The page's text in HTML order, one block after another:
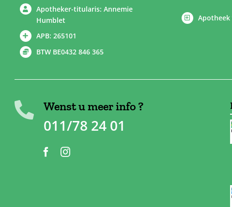
Apotheker-titularis: Annemie
Humblet
APB: 265101
BTW BE0432 846 365
Apotheek
Wenst u meer info ?
011/78 24 01